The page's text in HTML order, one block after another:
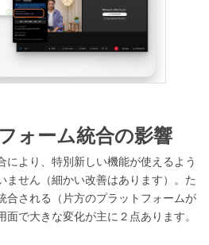
ォーム統合の影響
により、特別新しい機能が使えるよう
ません（細かい改善はあります）。た
合される（片方のプラットフォームが
で大きな変化が主に２点あります。